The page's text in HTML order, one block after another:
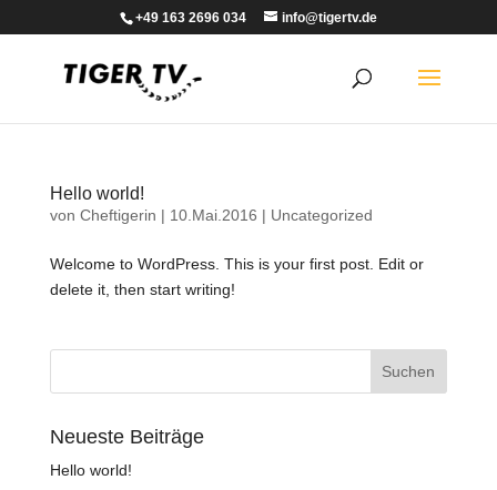
+49 163 2696 034 info@tigertv.de
Hello world!
von Cheftigerin | 10.Mai.2016 | Uncategorized
Welcome to WordPress. This is your first post. Edit or
delete it, then start writing!
Neueste Beiträge
Hello world!